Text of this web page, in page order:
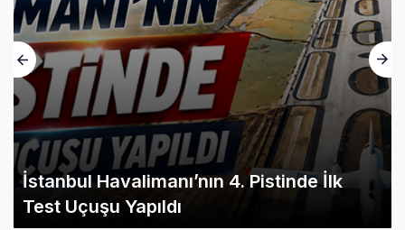
İstanbul Havalimanı’nın 4. Pistinde İlk
Test Uçuşu Yapıldı